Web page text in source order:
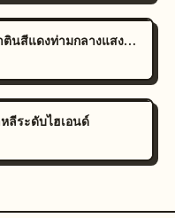
ภาพพอร์ตเทรตหญิงสาวในชุดผ้าซาตินสีแดงท่ามกลางแสงแดด
ลีระดับไฮเอนด์